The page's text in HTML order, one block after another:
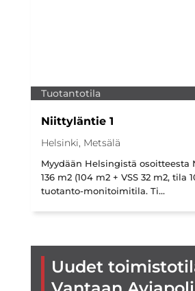
Tuotantotila
Niittyläntie 1
Helsinki, Metsälä
Myydään Helsingistä osoitteesta
136 m2 (104 m2 + VSS 32 m2, tila
tuotanto-monitoimitila. Ti...
Uudet